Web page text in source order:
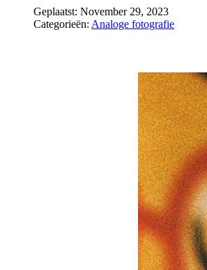
Geplaatst: November 29, 2023
Categorieën: Analoge fotografie